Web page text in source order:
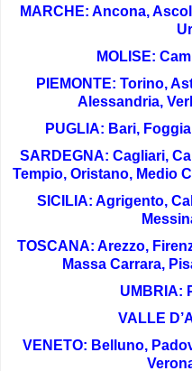
MARCHE: Ancona,
MOLISE:
PIEMONTE: Torino,
Alessandria,
PUGLIA: Bari,
SARDEGNA: Cagliari,
Tempio, Oristano, Medio
SICILIA: Agrigento,
TOSCANA: Arezzo,
Massa Carrara,
UMBRIA:
VALLE
VENETO: Belluno,